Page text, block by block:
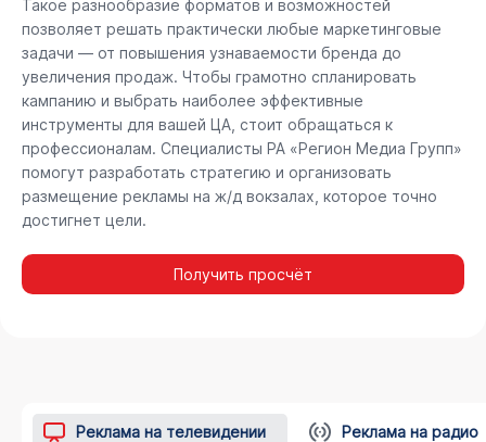
Такое разнообразие форматов и возможностей
позволяет решать практически любые маркетинговые
задачи — от повышения узнаваемости бренда до
увеличения продаж. Чтобы грамотно спланировать
кампанию и выбрать наиболее эффективные
инструменты для вашей ЦА, стоит обращаться к
профессионалам. Специалисты РА «Регион Медиа Групп»
помогут разработать стратегию и организовать
размещение рекламы на ж/д вокзалах, которое точно
достигнет цели.
Получить просчёт
Реклама на телевидении Реклама на радио